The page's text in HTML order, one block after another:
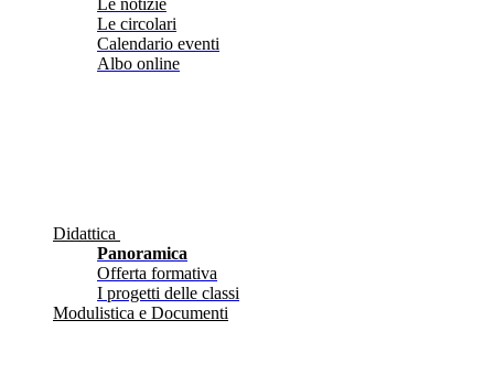
Le notizie
Le circolari
Calendario eventi
Albo online
Didattica
Panoramica
Offerta formativa
I progetti delle classi
Modulistica e Documenti